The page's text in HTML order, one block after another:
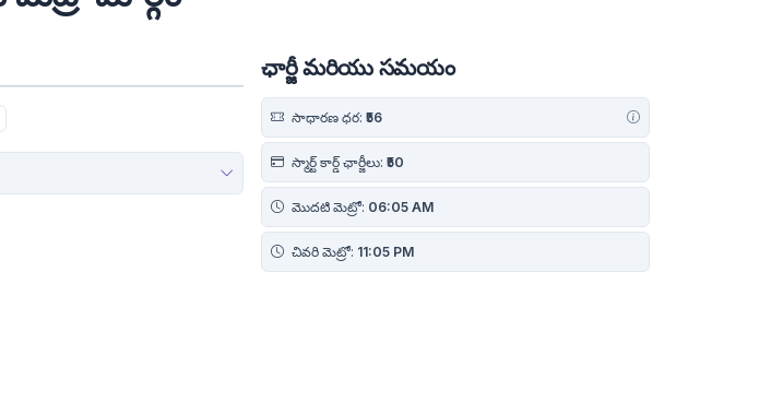
ఛార్జీ మరియు సమయం
సాధారణ ధర: ₹56
స్మార్ట్ కార్డ్ ఛార్జీలు: ₹50
మొదటి మెట్రో: 06:05 AM
చివరి మెట్రో: 11:05 PM